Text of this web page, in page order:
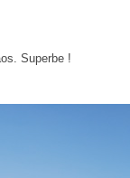
Superbe !